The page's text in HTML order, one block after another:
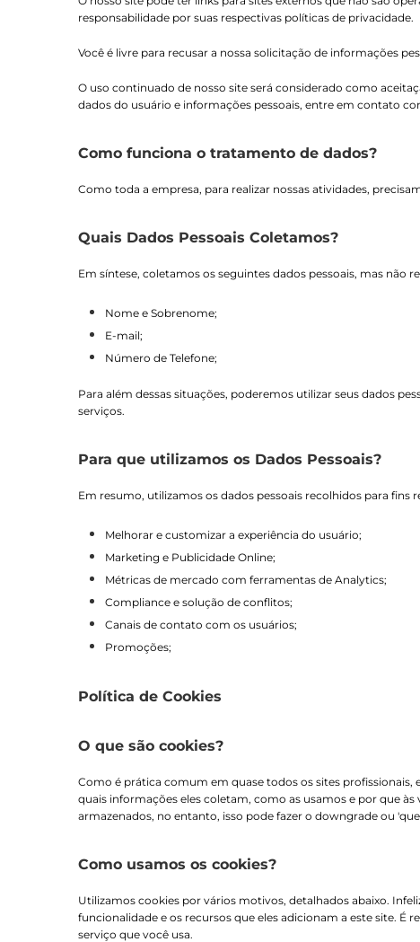
responsabilidade por suas respectivas políticas de privacidade.
Você é livre para recusar a nossa solicitação de informações
O uso continuado de nosso site será considerado como
dados do usuário e informações pessoais, entre em contato
Como funciona o tratamento de dados?
Como toda a empresa, para realizar nossas atividades,
Quais Dados Pessoais Coletamos?
Em síntese, coletamos os seguintes dados pessoais, mas não
Nome e Sobrenome;
E-mail;
Número de Telefone;
Para além dessas situações, poderemos utilizar seus dados
serviços.
Para que utilizamos os Dados Pessoais?
Em resumo, utilizamos os dados pessoais recolhidos para fins
Melhorar e customizar a experiência do usuário;
Marketing e Publicidade Online;
Métricas de mercado com ferramentas de Analytics;
Compliance e solução de conflitos;
Canais de contato com os usuários;
Promoções;
Política de Cookies
O que são cookies?
Como é prática comum em quase todos os sites profissionais,
quais informações eles coletam, como as usamos e por que
armazenados, no entanto, isso pode fazer o downgrade ou
Como usamos os cookies?
Utilizamos cookies por vários motivos, detalhados abaixo.
funcionalidade e os recursos que eles adicionam a este site. É
serviço que você usa.